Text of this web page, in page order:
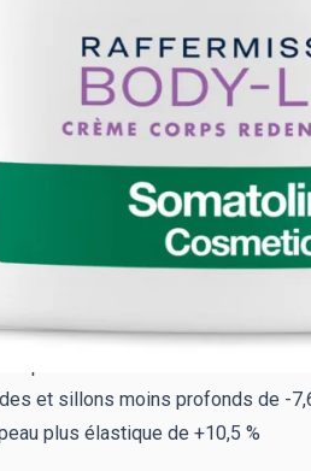
et addictif de grenade
rapide et ne colle pas aux vêtements
femmes enceintes et
collagène qui stimule le collagène
à partir de 4 semaines
et sillons moins profonds de -
plus élastique de +10,5 %